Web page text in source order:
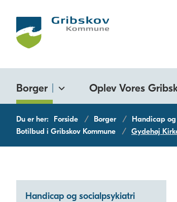
Borger Oplev Vores
Du er her: Forside Borger Handicap
Botilbud i Gribskov Kommune
Gydehøj
Handicap og socialpsykiatri